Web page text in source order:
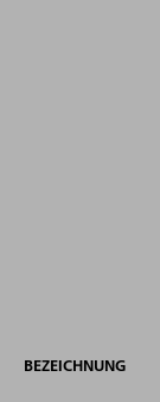
BEZEICHNUNG